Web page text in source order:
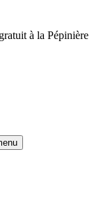
à la Pépinière